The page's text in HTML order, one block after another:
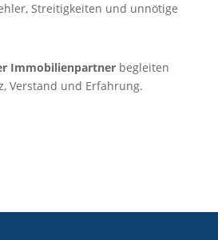
Streitigkeiten und unnötige
Immobilienpartnerbegleiten
Verstand und Erfahrung.